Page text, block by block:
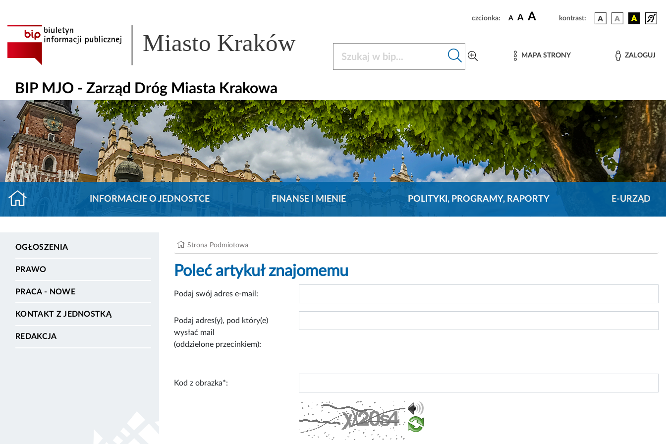
czcionka: A A A kontrast:
Miasto Kraków MAPA STRONY ZALOGUJ
BIP MJO - Zarząd Dróg Miasta Krakowa
INFORMACJE O JEDNOSTCE FINANSE I MIENIE POLITYKI, PROGRAMY, RAPORTY E-URZĄD
OGŁOSZENIA
PRAWO
PRACA - NOWE
KONTAKT Z JEDNOSTKĄ
REDAKCJA
Strona Podmiotowa
Poleć artykuł znajomemu
Podaj swój adres e-mail:
Podaj adres(y), pod który(e)
wysłać mail
(oddzielone przecinkiem):
Kod z obrazka*: